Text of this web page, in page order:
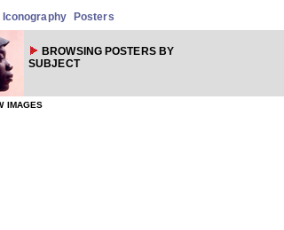
Iconography Posters
BROWSING POSTERS BY
SUBJECT
IMAGES